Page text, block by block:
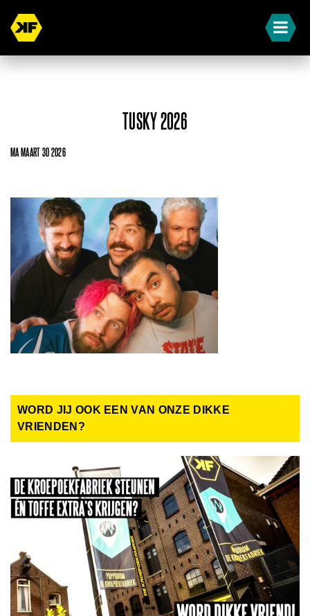
TUSKY 2026
MA MAART 30 2026
WORD JIJ OOK EEN VAN ONZE DIKKE
VRIENDEN?